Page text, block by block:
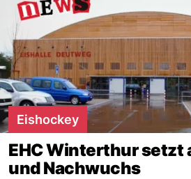
Eishockey
EHC Winterthur setzt
und Nachwuchs